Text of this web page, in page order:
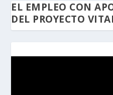
EL EMPLEO CON
DEL PROYECTO